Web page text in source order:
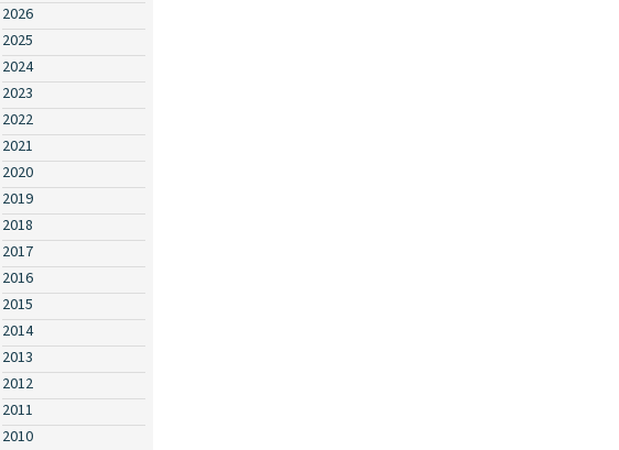
2026
2025
2024
2023
2022
2021
2020
2019
2018
2017
2016
2015
2014
2013
2012
2011
2010